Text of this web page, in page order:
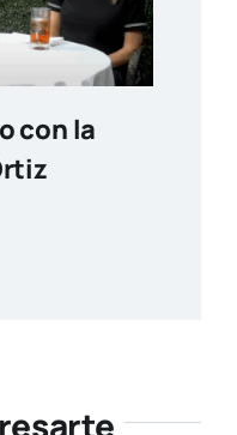
con la